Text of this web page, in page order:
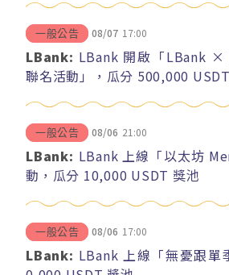
一般公告 08/07 17:00
LBank: LBank 開啟「LBank ×
聯名活動」，瓜分 500,000
一般公告 08/06 21:00
LBank: LBank 上線「以太坊
動，瓜分 10,000 USDT 獎池
一般公告 08/06 17:00
LBank: LBank 上線「無憂跟單